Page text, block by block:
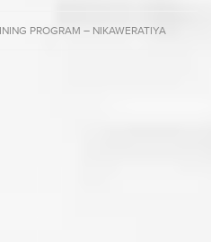
PROGRAM – NIKAWERATIYA